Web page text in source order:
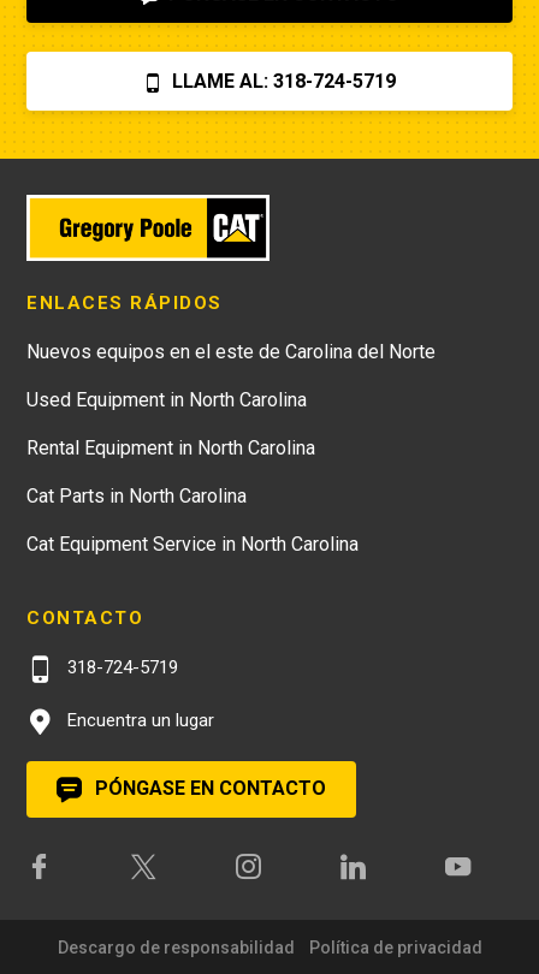
LLAME AL: 318-724-5719
ENLACES RÁPIDOS
Nuevos equipos en el este de Carolina del Norte
Used Equipment in North Carolina
Rental Equipment in North Carolina
Cat Parts in North Carolina
Cat Equipment Service in North Carolina
CONTACTO
318-724-5719
Encuentra un lugar
PÓNGASE EN CONTACTO
Descargo de responsabilidad Política de privacidad